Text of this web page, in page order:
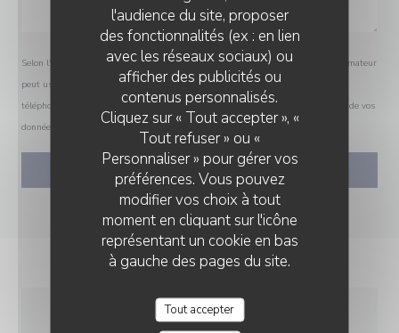
l'audience du site, proposer
des fonctionnalités (ex : en lien
avec les réseaux sociaux) ou
afficher des publicités ou
contenus personnalisés.
Cliquez sur « Tout accepter », «
Tout refuser » ou «
Personnaliser » pour gérer vos
préférences. Vous pouvez
modifier vos choix à tout
moment en cliquant sur l'icône
représentant un cookie en bas
à gauche des pages du site.
Tout accepter
Selon l'article L.223-2 du code de la consommation, il est rappelé que le consommateur
peut user de son droit à s'inscrire sur la liste d'opposition au démarchage
téléphonique Bloctel :
bloctel.gouv.fr . Pour plus d'informations sur le traitement de vos
données, consultez notre
LE PAVILLON BLEU